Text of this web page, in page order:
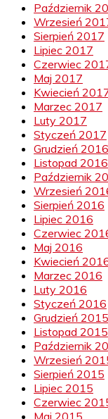
Październik
Wrzesień
Sierpień 2017
Lipiec 2017
Czerwiec
Maj 2017
Kwiecień
Marzec 2017
Luty 2017
Styczeń 2017
Grudzień 2016
Listopad 2016
Październik
Wrzesień
Sierpień 2016
Lipiec 2016
Czerwiec
Maj 2016
Kwiecień
Marzec 2016
Luty 2016
Styczeń 2016
Grudzień 2015
Listopad 2015
Październik
Wrzesień
Sierpień 2015
Lipiec 2015
Czerwiec
Maj 2015